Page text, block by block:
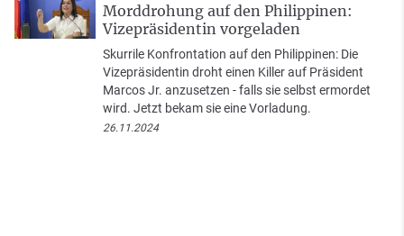
Morddrohung auf den Philippinen:
Vizepräsidentin vorgeladen
Skurrile Konfrontation auf den Philippinen: Die
Vizepräsidentin droht einen Killer auf Präsident
Marcos Jr. anzusetzen - falls sie selbst ermordet
wird. Jetzt bekam sie eine Vorladung.
26.11.2024